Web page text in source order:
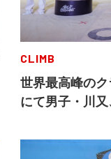
CLIMB
世界最高峰のク
にて男子・川